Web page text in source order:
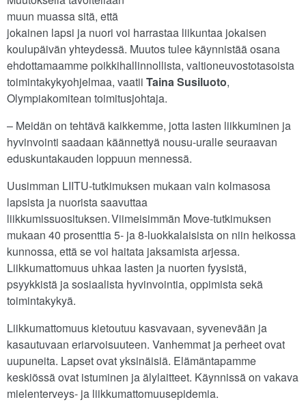
muun muassa sitä, että
jokainen lapsi ja nuori voi harrastaa liikuntaa jokaisen
koulupäivän yhteydessä. Muutos tulee käynnistää osana
ehdottamaamme poikkihallinnollista, valtioneuvostotasoista
toimintakykyohjelmaa, vaatii Taina Susiluoto,
Olympiakomitean toimitusjohtaja.
– Meidän on tehtävä kaikkemme, jotta lasten liikkuminen ja
hyvinvointi saadaan käännettyä nousu-uralle seuraavan
eduskuntakauden loppuun mennessä.
Uusimman LIITU-tutkimuksen mukaan vain kolmasosa
lapsista ja nuorista saavuttaa
liikkumissuosituksen. Viimeisimmän Move-tutkimuksen
mukaan 40 prosenttia 5- ja 8-luokkalaisista on niin heikossa
kunnossa, että se voi haitata jaksamista arjessa.
Liikkumattomuus uhkaa lasten ja nuorten fyysistä,
psyykkistä ja sosiaalista hyvinvointia, oppimista sekä
toimintakykyä.
Liikkumattomuus kietoutuu kasvavaan, syvenevään ja
kasautuvaan eriarvoisuuteen. Vanhemmat ja perheet ovat
uupuneita. Lapset ovat yksinäisiä. Elämäntapamme
keskiössä ovat istuminen ja älylaitteet. Käynnissä on vakava
mielenterveys- ja liikkumattomuusepidemia.